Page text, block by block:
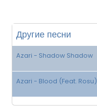
Другие песни
Azari - Shadow Shadow
Azari - Blood (Feat. Rosu)